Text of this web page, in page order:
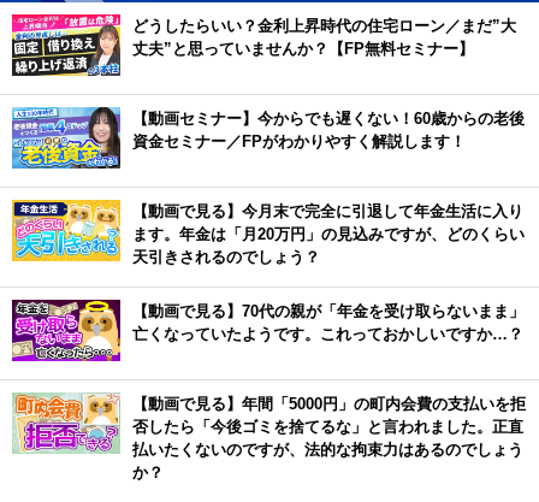
どうしたらいい？金利上昇時代の住宅ローン／まだ”大
丈夫”と思っていませんか？【FP無料セミナー】
【動画セミナー】今からでも遅くない！60歳からの老後
資金セミナー／FPがわかりやすく解説します！
【動画で見る】今月末で完全に引退して年金生活に入り
ます。年金は「月20万円」の見込みですが、どのくらい
天引きされるのでしょう？
【動画で見る】70代の親が「年金を受け取らないまま」
亡くなっていたようです。これっておかしいですか…？
【動画で見る】年間「5000円」の町内会費の支払いを拒
否したら「今後ゴミを捨てるな」と言われました。正直
払いたくないのですが、法的な拘束力はあるのでしょう
か？